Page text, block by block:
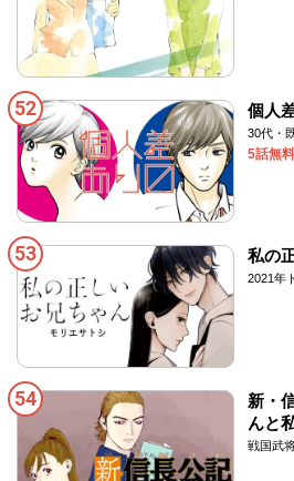
52 個人
30代・
5話無料
53 私の
2021年
54
新・
んと
戦国武